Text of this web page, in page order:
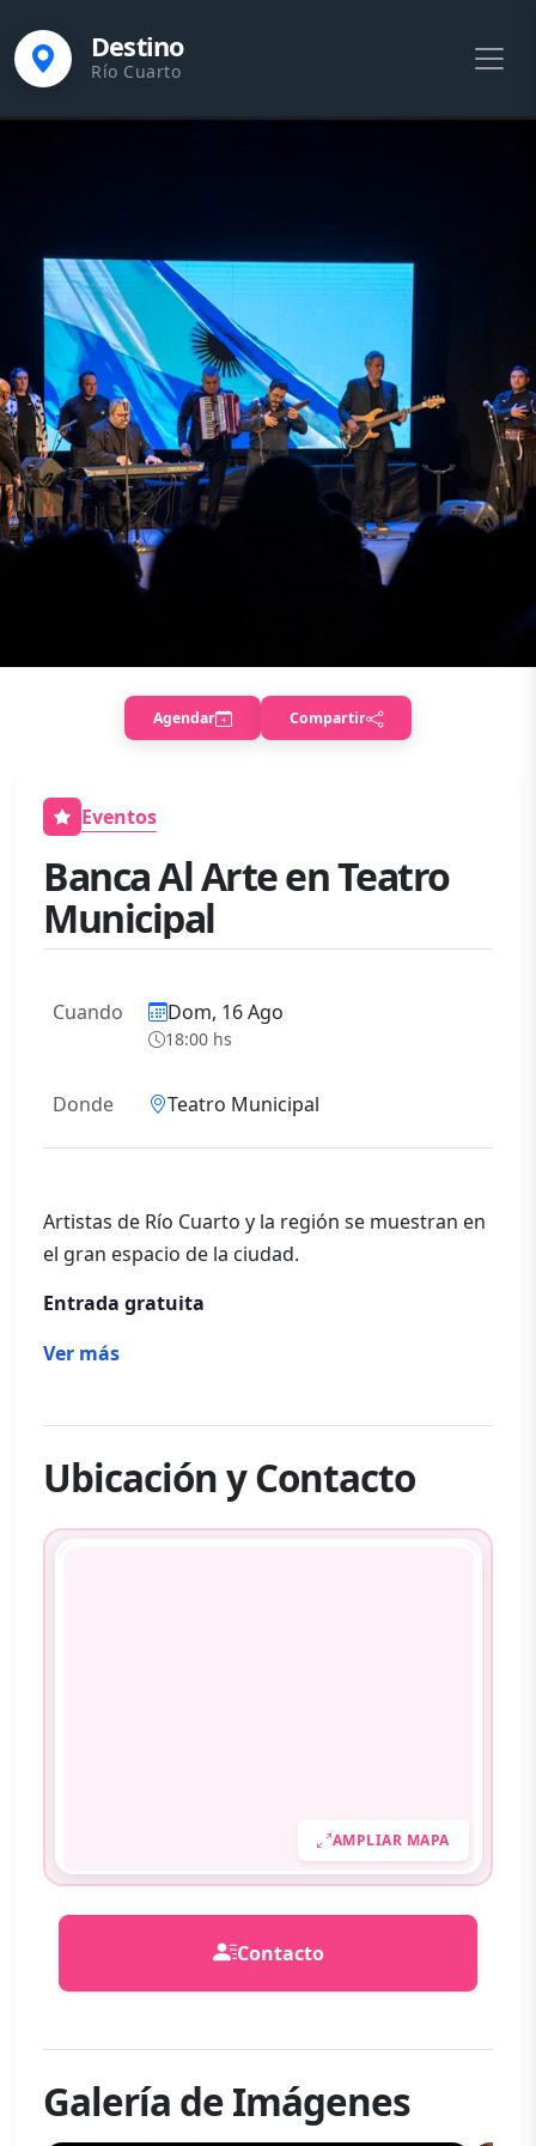
Destino
Río Cuarto
Agendar Compartir
Eventos
Banca Al Arte en Teatro
Municipal
Cuando Dom, 16 Ago
18:00 hs
Donde Teatro Municipal
Artistas de Río Cuarto y la región se muestran en
el gran espacio de la ciudad.
Entrada gratuita
Ver más
Ubicación y Contacto
AMPLIAR MAPA
Contacto
Galería de Imágenes